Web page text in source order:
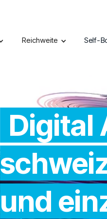
Reichweite Self-
Digital
und